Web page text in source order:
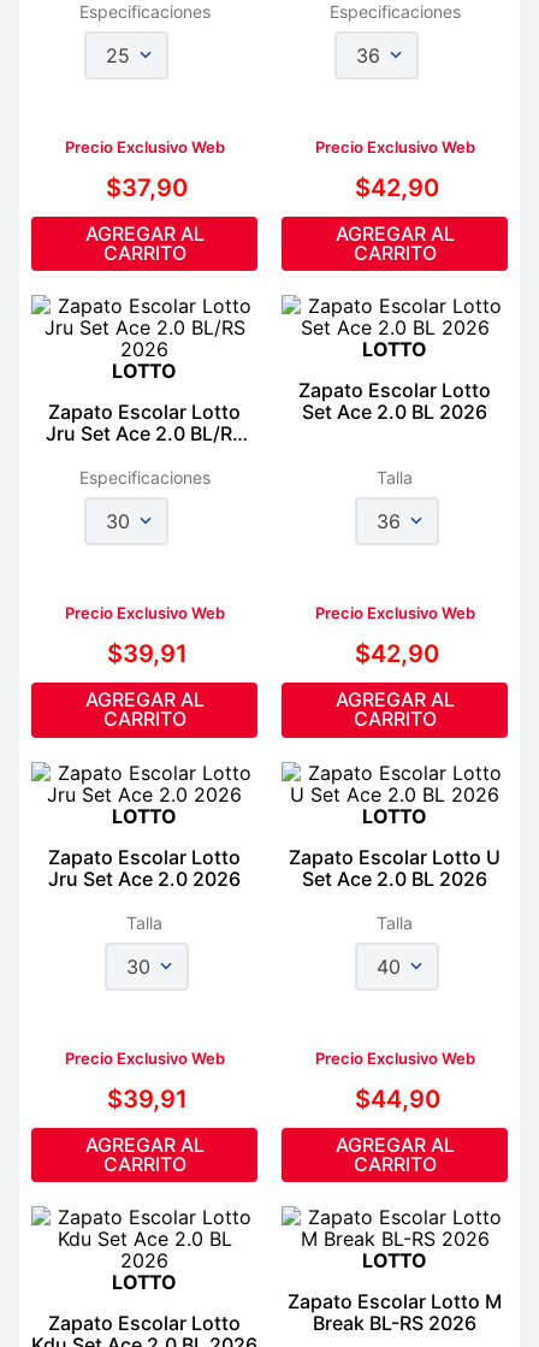
Especificaciones
25
Precio Exclusivo Web
$37,90
AGREGAR AL
CARRITO
Especificaciones
36
Precio Exclusivo Web
$42,90
AGREGAR AL
CARRITO
LOTTO
Zapato Escolar Lotto
Jru Set Ace 2.0 BL/RS
Especificaciones
30
Precio Exclusivo Web
$39,91
AGREGAR AL
CARRITO
LOTTO
Zapato Escolar Lotto
Set Ace 2.0 BL 2026
Talla
36
Precio Exclusivo Web
$42,90
AGREGAR AL
CARRITO
LOTTO
Zapato Escolar Lotto
Jru Set Ace 2.0 2026
Talla
30
Precio Exclusivo Web
$39,91
AGREGAR AL
CARRITO
LOTTO
Zapato Escolar Lotto U
Set Ace 2.0 BL 2026
Talla
40
Precio Exclusivo Web
$44,90
AGREGAR AL
CARRITO
LOTTO
Zapato Escolar Lotto
LOTTO
Zapato Escolar Lotto M
Break BL-RS 2026